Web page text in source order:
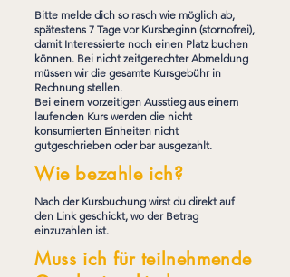
Bitte melde dich so rasch wie möglich ab,
spätestens 7 Tage vor Kursbeginn (stornofrei),
damit Interessierte noch einen Platz buchen
können. Bei nicht zeitgerechter Abmeldung
müssen wir die gesamte Kursgebühr in
Rechnung stellen.
Bei einem vorzeitigen Ausstieg aus einem
laufenden Kurs werden die nicht
konsumierten Einheiten nicht
gutgeschrieben oder bar ausgezahlt.
Wie bezahle ich?
Nach der Kursbuchung wirst du direkt auf
den Link geschickt, wo der Betrag
einzuzahlen ist.
Muss ich für teilnehmende